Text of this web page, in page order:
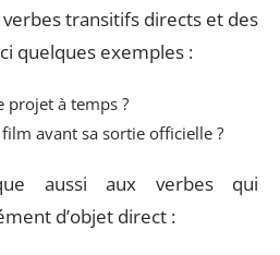
transitifs directs et des
quelques exemples :
projet à temps ?
film avant sa sortie officielle ?
aussi aux verbes qui
d’objet direct :